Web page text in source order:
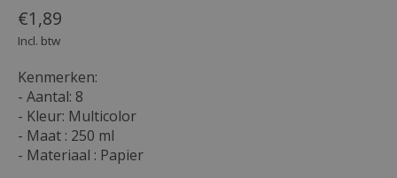
€1,89
Incl. btw
Kenmerken:
- Aantal: 8
- Kleur: Multicolor
- Maat : 250 ml
- Materiaal : Papier